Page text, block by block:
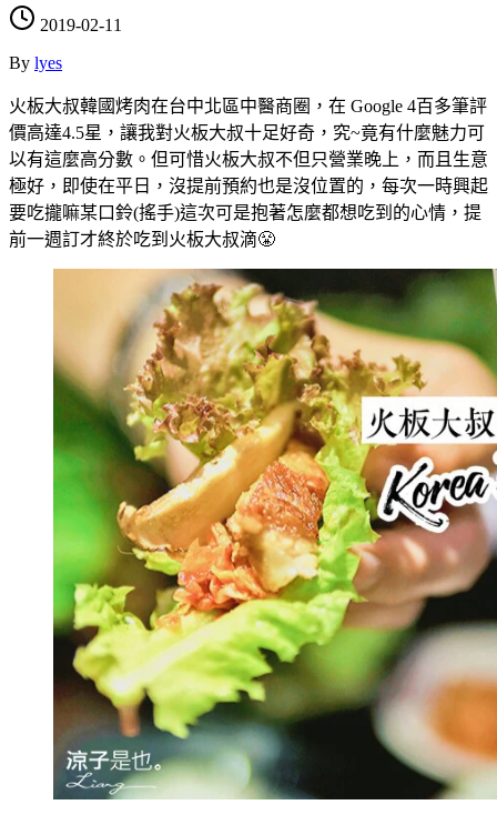
2019-02-11
By lyes
火板大叔韓國烤肉在台中北區中醫商圈，在 Google 4百多筆評
價高達4.5星，讓我對火板大叔十足好奇，究~竟有什麼魅力可
以有這麼高分數。但可惜火板大叔不但只營業晚上，而且生意
極好，即使在平日，沒提前預約也是沒位置的，每次一時興起
要吃攏嘛某口鈴(搖手)這次可是抱著怎麼都想吃到的心情，提
前一週訂才終於吃到火板大叔滴😤